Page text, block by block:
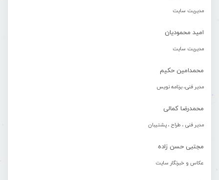
مدیریت سایت
امید محمودیان
مدیریت سایت
محمدامین حکیم
مدیر فنی، برنامه نویس
محمدرضا کمالی
مدیر فنی ، طراح ، پشتیبان
مجتبی حسن زاده
عکاس و خبرنگار سایت